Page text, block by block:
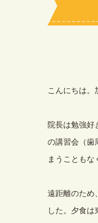
こんにちは。
院長は勉強好
の講習会（歯
まうこともな
遠距離のため
した。夕食